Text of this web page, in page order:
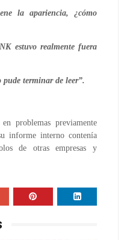
la apariencia, ¿cómo
estuvo realmente fuera
pude terminar de leer”.
problemas previamente
informe interno contenía
de otras empresas y